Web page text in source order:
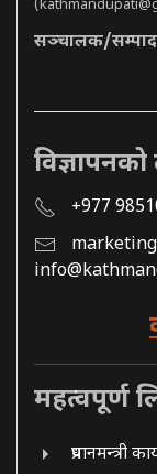
(
सञ्चालक/
+977
महत्वपूर्ण
प्रधानमन्त्री